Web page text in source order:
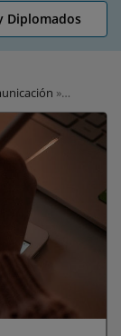
Diplomados
»
según una